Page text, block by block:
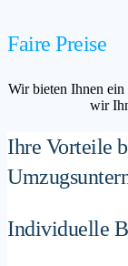
Faire Preise
Wir bieten Ihnen ein
wir
Ihre Vorteile
Individuelle